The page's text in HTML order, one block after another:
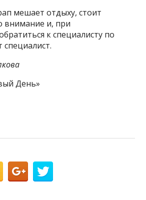
мешает отдыху, стоит
внимание и, при
к специалисту по
специалист.
День»